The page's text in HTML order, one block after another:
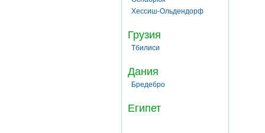
Хессиш-Ольдендорф
Грузия
Тбилиси
Дания
Бредебро
Египет